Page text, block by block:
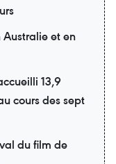
Australie et en
13,9
cours des sept
du film de